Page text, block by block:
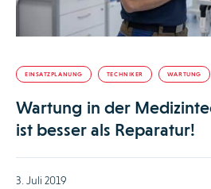
EINSATZPLANUNG TECHNIKER WARTUNG
Wartung in der
ist besser als Reparatur!
3. Juli 2019